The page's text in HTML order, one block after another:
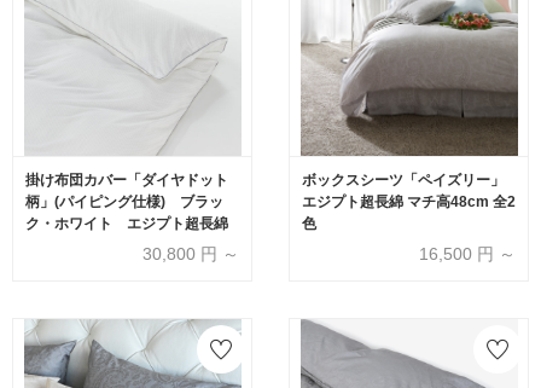
掛け布団カバー「ダイヤドット
柄」(パイピング仕様) ブラッ
ク・ホワイト エジプト超長綿
30,800 円 ～
ボックスシーツ「ペイズリー」
エジプト超長綿 マチ高48cm 全2
色
16,500 円 ～